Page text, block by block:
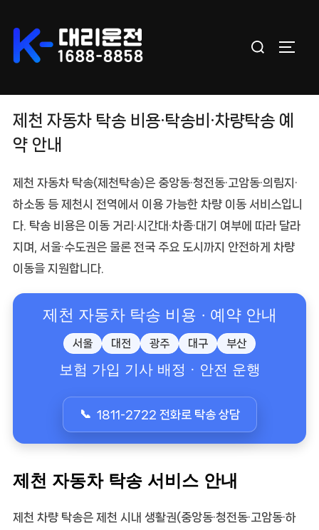
content
Search
제천 자동차 탁송 비용·탁송비·차량탁송 예
약 안내
제천 자동차 탁송(제천탁송)은 중앙동·청전동·고암동·의림지·
하소동 등 제천시 전역에서 이용 가능한 차량 이동 서비스입니
다. 탁송 비용은 이동 거리·시간대·차종·대기 여부에 따라 달라
지며, 서울·수도권은 물론 전국 주요 도시까지 안전하게 차량
이동을 지원합니다.
제천 자동차 탁송 비용 · 예약 안내
서울 대전 광주 대구 부산
보험 가입 기사 배정 · 안전 운행
1811-2722 전화로 탁송 상담
제천 자동차 탁송 서비스 안내
제천 차량 탁송은 제천 시내 생활권(중앙동·청전동·고암동·하